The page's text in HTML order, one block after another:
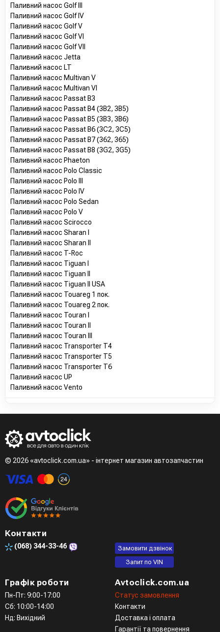
Паливний насос Golf III
Паливний насос Golf IV
Паливний насос Golf V
Паливний насос Golf VI
Паливний насос Golf VII
Паливний насос Jetta
Паливний насос LT
Паливний насос Multivan V
Паливний насос Multivan VI
Паливний насос Passat B3
Паливний насос Passat B4 (3B2, 3B5)
Паливний насос Passat B5 (3B3, 3B6)
Паливний насос Passat B6 (3C2, 3C5)
Паливний насос Passat B7 (362, 365)
Паливний насос Passat B8 (3G2, 3G5)
Паливний насос Phaeton
Паливний насос Polo Classic
Паливний насос Polo III
Паливний насос Polo IV
Паливний насос Polo Sedan
Паливний насос Polo V
Паливний насос Scirocco
Паливний насос Sharan I
Паливний насос Sharan II
Паливний насос T-Roc
Паливний насос Tiguan I
Паливний насос Tiguan II
Паливний насос Tiguan II USA
Паливний насос Touareg 1 пок.
Паливний насос Touareg 2 пок.
Паливний насос Touran I
Паливний насос Touran II
Паливний насос Touran III
Паливний насос Transporter T4
Паливний насос Transporter T5
Паливний насос Transporter T6
Паливний насос UP
Паливний насос Vento
© 2026 «avtoclick.com.ua» - інтернет магазин автозапчастин
Контакти
(068) 344-33-46
Замовити дзвінок
Запит по VIN
Графік роботи
Пн-Пт: 9:00-17:00
Сб: 10:00-14:00
Нд: Вихідний
Avtoclick.com.ua
Статус замовлення
Контакти
Доставка і оплата
Гарантії та повернення